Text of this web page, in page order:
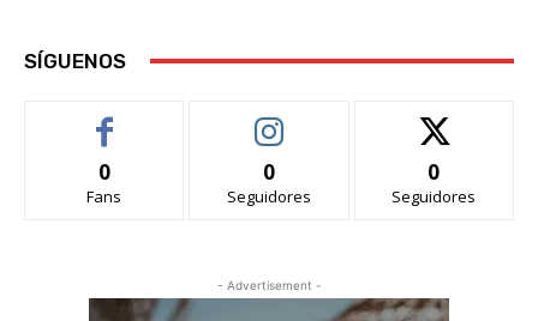
SÍGUENOS
0
Fans
0
Seguidores
0
Seguidores
- Advertisement -